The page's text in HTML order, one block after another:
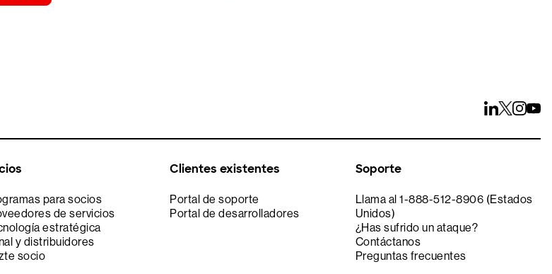
para socios
de servicios
estratégica
y distribuidores
socio
Clientes existentes
Portal de soporte
Portal de desarrolladores
Soporte
Llama al 1-888-512-8906 (Estados
Unidos)
¿Has sufrido un ataque?
Contáctanos
Preguntas frecuentes